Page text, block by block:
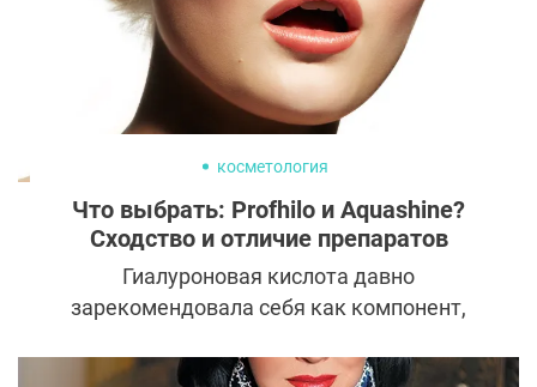
косметология
Что выбрать: Profhilo и Aquashine?
Сходство и отличие препаратов
Гиалуроновая кислота давно
зарекомендовала себя как компонент,
кожей и лицом. Однако косметология не